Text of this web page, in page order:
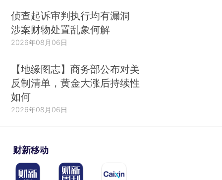
侦查起诉审判执行均有漏洞
涉案财物处置乱象何解
2026年08月06日
【地缘图志】商务部公布对美
反制清单，黄金大涨后持续性
如何
2026年08月06日
财新移动